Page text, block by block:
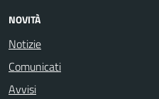
NOVITÀ
Notizie
Comunicati
Avvisi